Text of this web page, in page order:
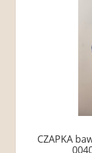
CZAPKA